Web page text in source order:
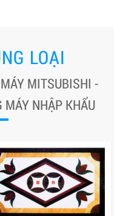
LOẠI
MITSUBISHI -
NHẬP KHẨU